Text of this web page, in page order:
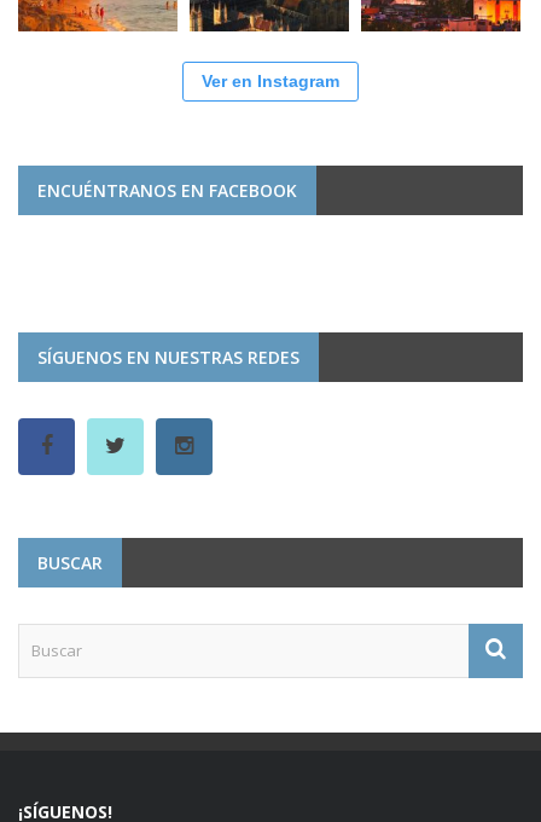
Ver en Instagram
ENCUÉNTRANOS EN FACEBOOK
SÍGUENOS EN NUESTRAS REDES
BUSCAR
¡SÍGUENOS!